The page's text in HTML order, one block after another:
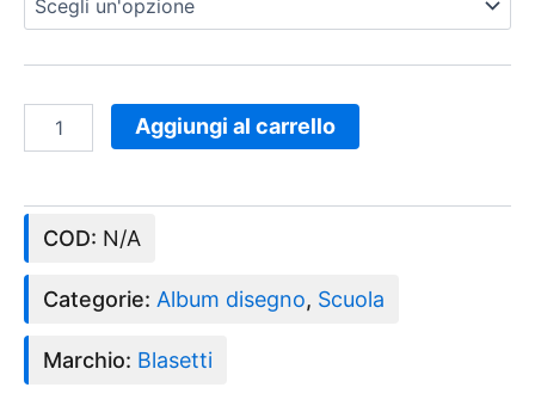
Aggiungi al carrello
COD: N/A
Categorie: Album disegno, Scuola
Marchio: Blasetti